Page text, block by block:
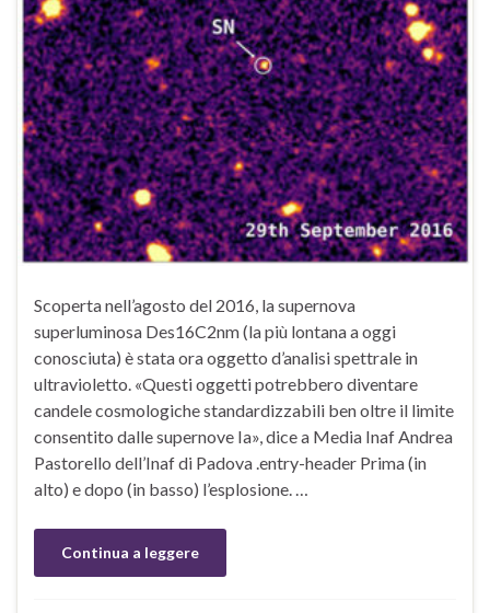
Scoperta nell’agosto del 2016, la supernova
superluminosa Des16C2nm (la più lontana a oggi
conosciuta) è stata ora oggetto d’analisi spettrale in
ultravioletto. «Questi oggetti potrebbero diventare
candele cosmologiche standardizzabili ben oltre il limite
consentito dalle supernove Ia», dice a Media Inaf Andrea
Pastorello dell’Inaf di Padova .entry-header Prima (in
alto) e dopo (in basso) l’esplosione. …
Continua a leggere